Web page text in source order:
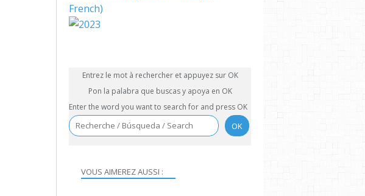
VOUS AIMEREZ AUSSI :
French)
Entrez le mot à rechercher et appuyez sur OK
Pon la palabra que buscas y apoya en OK
Enter the word you want to search for and press OK